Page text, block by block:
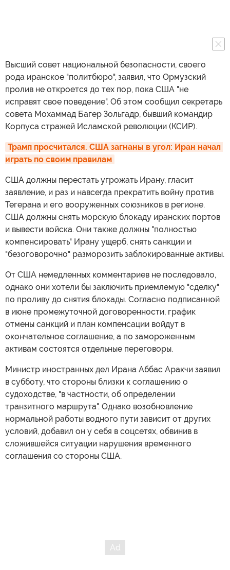
Высший совет национальной безопасности, своего
рода иранское "политбюро", заявил, что Ормузский
пролив не откроется до тех пор, пока США "не
исправят свое поведение". Об этом сообщил секретарь
совета Мохаммад Багер Зольгадр, бывший командир
Корпуса стражей Исламской революции (КСИР).
Трамп просчитался. США загнаны в угол: Иран начал
играть по своим правилам
США должны перестать угрожать Ирану, гласит
заявление, и раз и навсегда прекратить войну против
Тегерана и его вооруженных союзников в регионе.
США должны снять морскую блокаду иранских портов
и вывести войска. Они также должны "полностью
компенсировать" Ирану ущерб, снять санкции и
"безоговорочно" разморозить заблокированные активы.
От США немедленных комментариев не последовало,
однако они хотели бы заключить приемлемую "сделку"
по проливу до снятия блокады. Согласно подписанной
в июне промежуточной договоренности, график
отмены санкций и план компенсации войдут в
окончательное соглашение, а по замороженным
активам состоятся отдельные переговоры.
Министр иностранных дел Ирана Аббас Аракчи заявил
в субботу, что стороны близки к соглашению о
судоходстве, "в частности, об определении
транзитного маршрута". Однако возобновление
нормальной работы водного пути зависит от других
условий, добавил он у себя в соцсетях, обвинив в
сложившейся ситуации нарушения временного
соглашения со стороны США.